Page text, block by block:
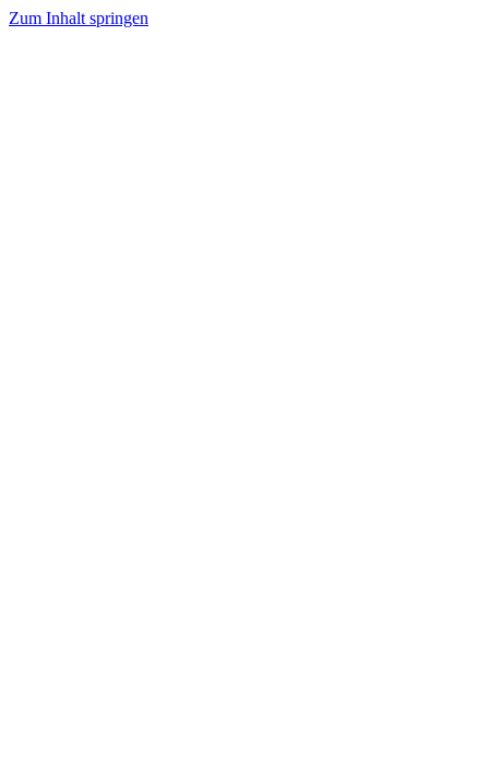
Zum Inhalt springen